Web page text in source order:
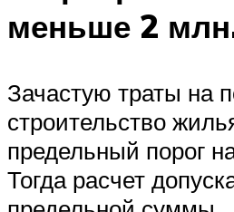
меньше 2
Зачастую траты на
строительство
предельный порог
Тогда расчет